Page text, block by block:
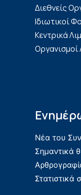
Διεθνείς
Ιδιωτικοί
Κεντρικά
Οργανισμοί
Νέα του
Σημαντικά
Στατιστικά